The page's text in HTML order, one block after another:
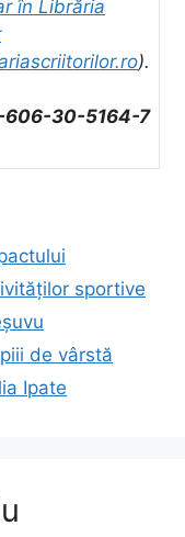
în Librăria
).
606-30-5164-7
sportive
de vârstă
Ipate